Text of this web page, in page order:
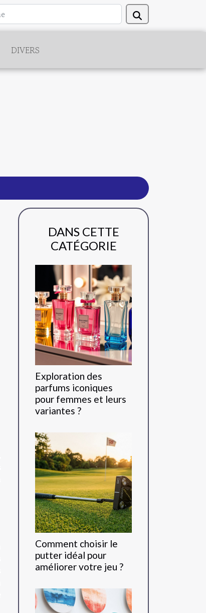
DIVERS
DANS CETTE
CATÉGORIE
Exploration des
parfums iconiques
pour femmes et leurs
variantes ?
Comment choisir le
putter idéal pour
améliorer votre jeu ?